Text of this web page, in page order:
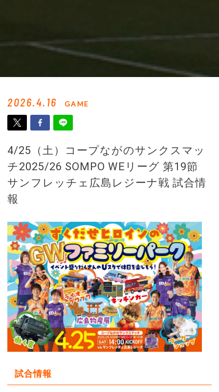
2026.4.16 GAME
4/25（土）コープながのサンクスマッ
チ2025/26 SOMPO WEリーグ 第19節
サンフレッチェ広島レジーナ戦 試合情
報
試合情報